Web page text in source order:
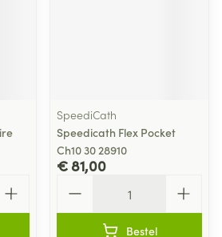
SpeediCath
Speedicath Flex Pocket
Ch10 30 28910
€ 81,00
Bestel